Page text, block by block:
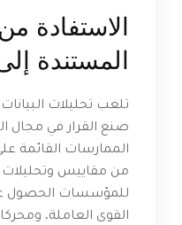
الاستفادة
المستندة
تلعب تحليلات
صنع القرار في مجال
الممارسات القائمة
من مقاييس وتحليلات
للمؤسسات الحصول
القوى العاملة،